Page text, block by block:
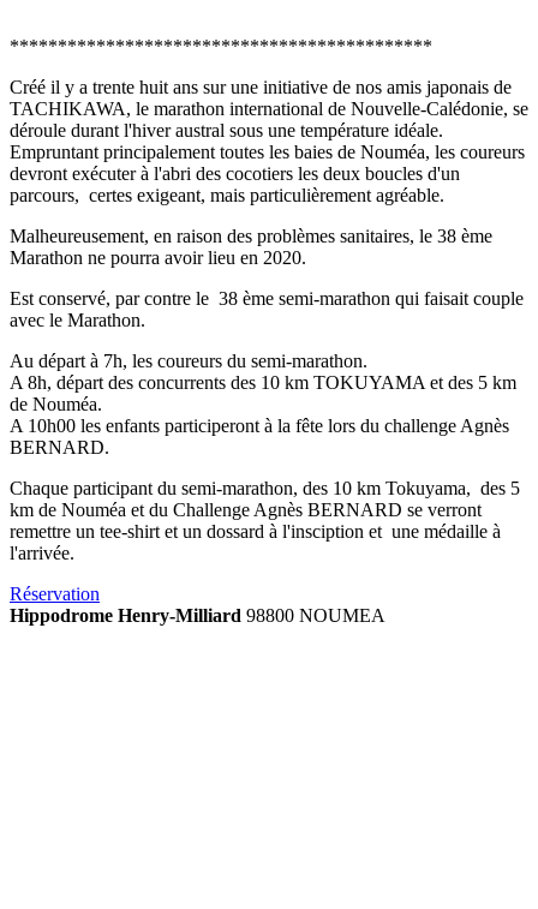
********************************************
Créé il y a trente huit ans sur une initiative de nos amis japonais de
TACHIKAWA, le marathon international de Nouvelle-Calédonie, se
déroule durant l'hiver austral sous une température idéale.
Empruntant principalement toutes les baies de Nouméa, les coureurs
devront exécuter à l'abri des cocotiers les deux boucles d'un
parcours, certes exigeant, mais particulièrement agréable.
Malheureusement, en raison des problèmes sanitaires, le 38 ème
Marathon ne pourra avoir lieu en 2020.
Est conservé, par contre le 38 ème semi-marathon qui faisait couple
avec le Marathon.
Au départ à 7h, les coureurs du semi-marathon.
A 8h, départ des concurrents des 10 km TOKUYAMA et des 5 km
de Nouméa.
A 10h00 les enfants participeront à la fête lors du challenge Agnès
BERNARD.
Chaque participant du semi-marathon, des 10 km Tokuyama, des 5
km de Nouméa et du Challenge Agnès BERNARD se verront
remettre un tee-shirt et un dossard à l'insciption et une médaille à
l'arrivée.
Réservation
Hippodrome Henry-Milliard 98800 NOUMEA